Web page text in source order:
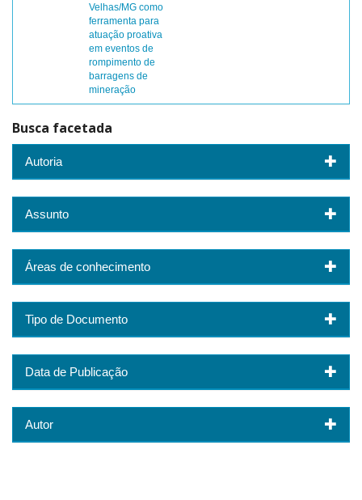
Velhas/MG como
ferramenta para
atuação proativa
em eventos de
rompimento de
barragens de
mineração
Busca facetada
Autoria
Assunto
Áreas de conhecimento
Tipo de Documento
Data de Publicação
Autor